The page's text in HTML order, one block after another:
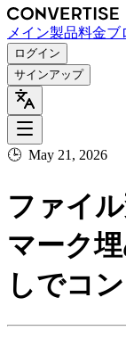
メイン製品料金ブ
ログイン
サインアップ
🕒 May 21, 2026
ファイ
マーク
しでコ